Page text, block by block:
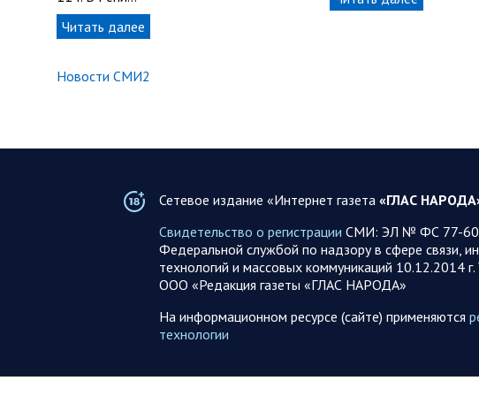
Читать далее
Новости СМИ2
Сетевое издание «Интернет газета «ГЛАС
Свидетельство о регистрации СМИ: ЭЛ № ФС 77-
Федеральной службой по надзору в сфере связи,
технологий и массовых коммуникаций 10.12.2014
ООО «Редакция газеты «ГЛАС НАРОДА»
На информационном ресурсе (сайте) применяются
технологии